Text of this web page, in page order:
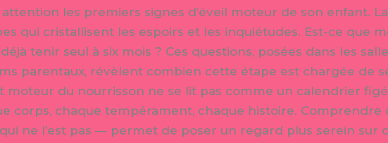
les premiers signes d’éveil moteur de son enfant.
qui cristallisent les espoirs et les inquiétudes. Est-ce que
tenir seul à six mois ? Ces questions, posées dans les
parentaux, révèlent combien cette étape est chargée de
du nourrisson ne se lit pas comme un calendrier
corps, chaque tempérament, chaque histoire. Comprendre
ne l’est pas — permet de poser un regard plus serein sur